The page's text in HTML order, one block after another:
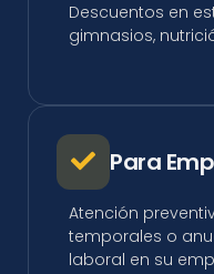
Descuentos en
gimnasios,
Para
Atención
temporales o
laboral en su